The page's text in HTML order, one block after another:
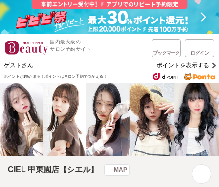
国内最大級の
サロン予約サイト
ブックマーク ログイン
ゲストさん ポイントを表示する
ポイントが1%たまる！ ポイントはサロン予約でつかえる！
CIEL 甲東園店【シエル】 MAP